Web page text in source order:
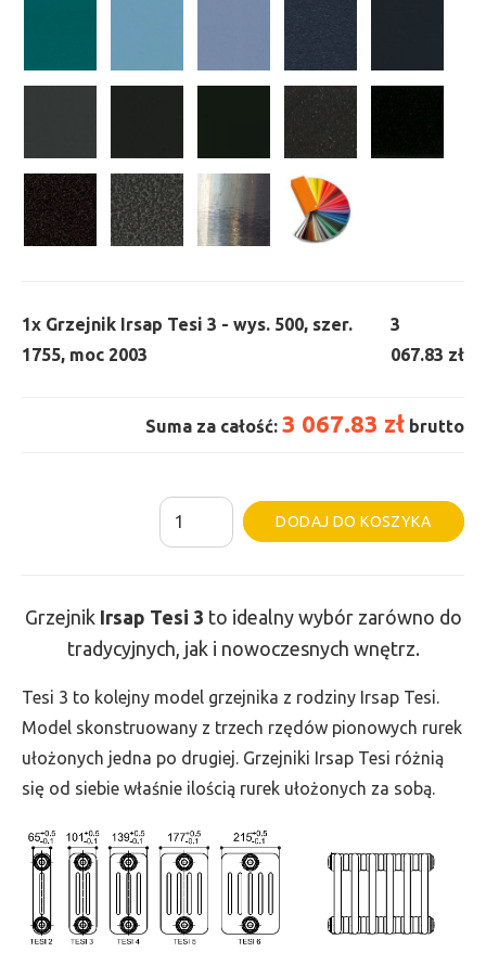
1x Grzejnik Irsap Tesi 3 - wys. 500, szer.
1755, moc 2003
3
067.83 zł
Suma za całość: 3 067.83 zł brutto
ilość
Grzejnik
-
wys.
500,
szer.
1755,
2003
DODAJ DO KOSZYKA
Grzejnik Irsap Tesi 3 to idealny wybór zarówno do
tradycyjnych, jak i nowoczesnych wnętrz.
Tesi 3 to kolejny model grzejnika z rodziny Irsap Tesi.
Model skonstruowany z trzech rzędów pionowych rurek
ułożonych jedna po drugiej. Grzejniki Irsap Tesi różnią
się od siebie właśnie ilością rurek ułożonych za sobą.